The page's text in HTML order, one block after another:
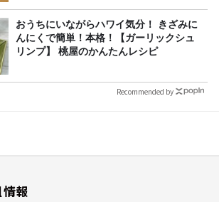
おうちにいながらハワイ気分！ きざみに
んにくで簡単！本格！【ガーリックシュ
リンプ】 桃屋のかんたんレシピ
Recommended by
報